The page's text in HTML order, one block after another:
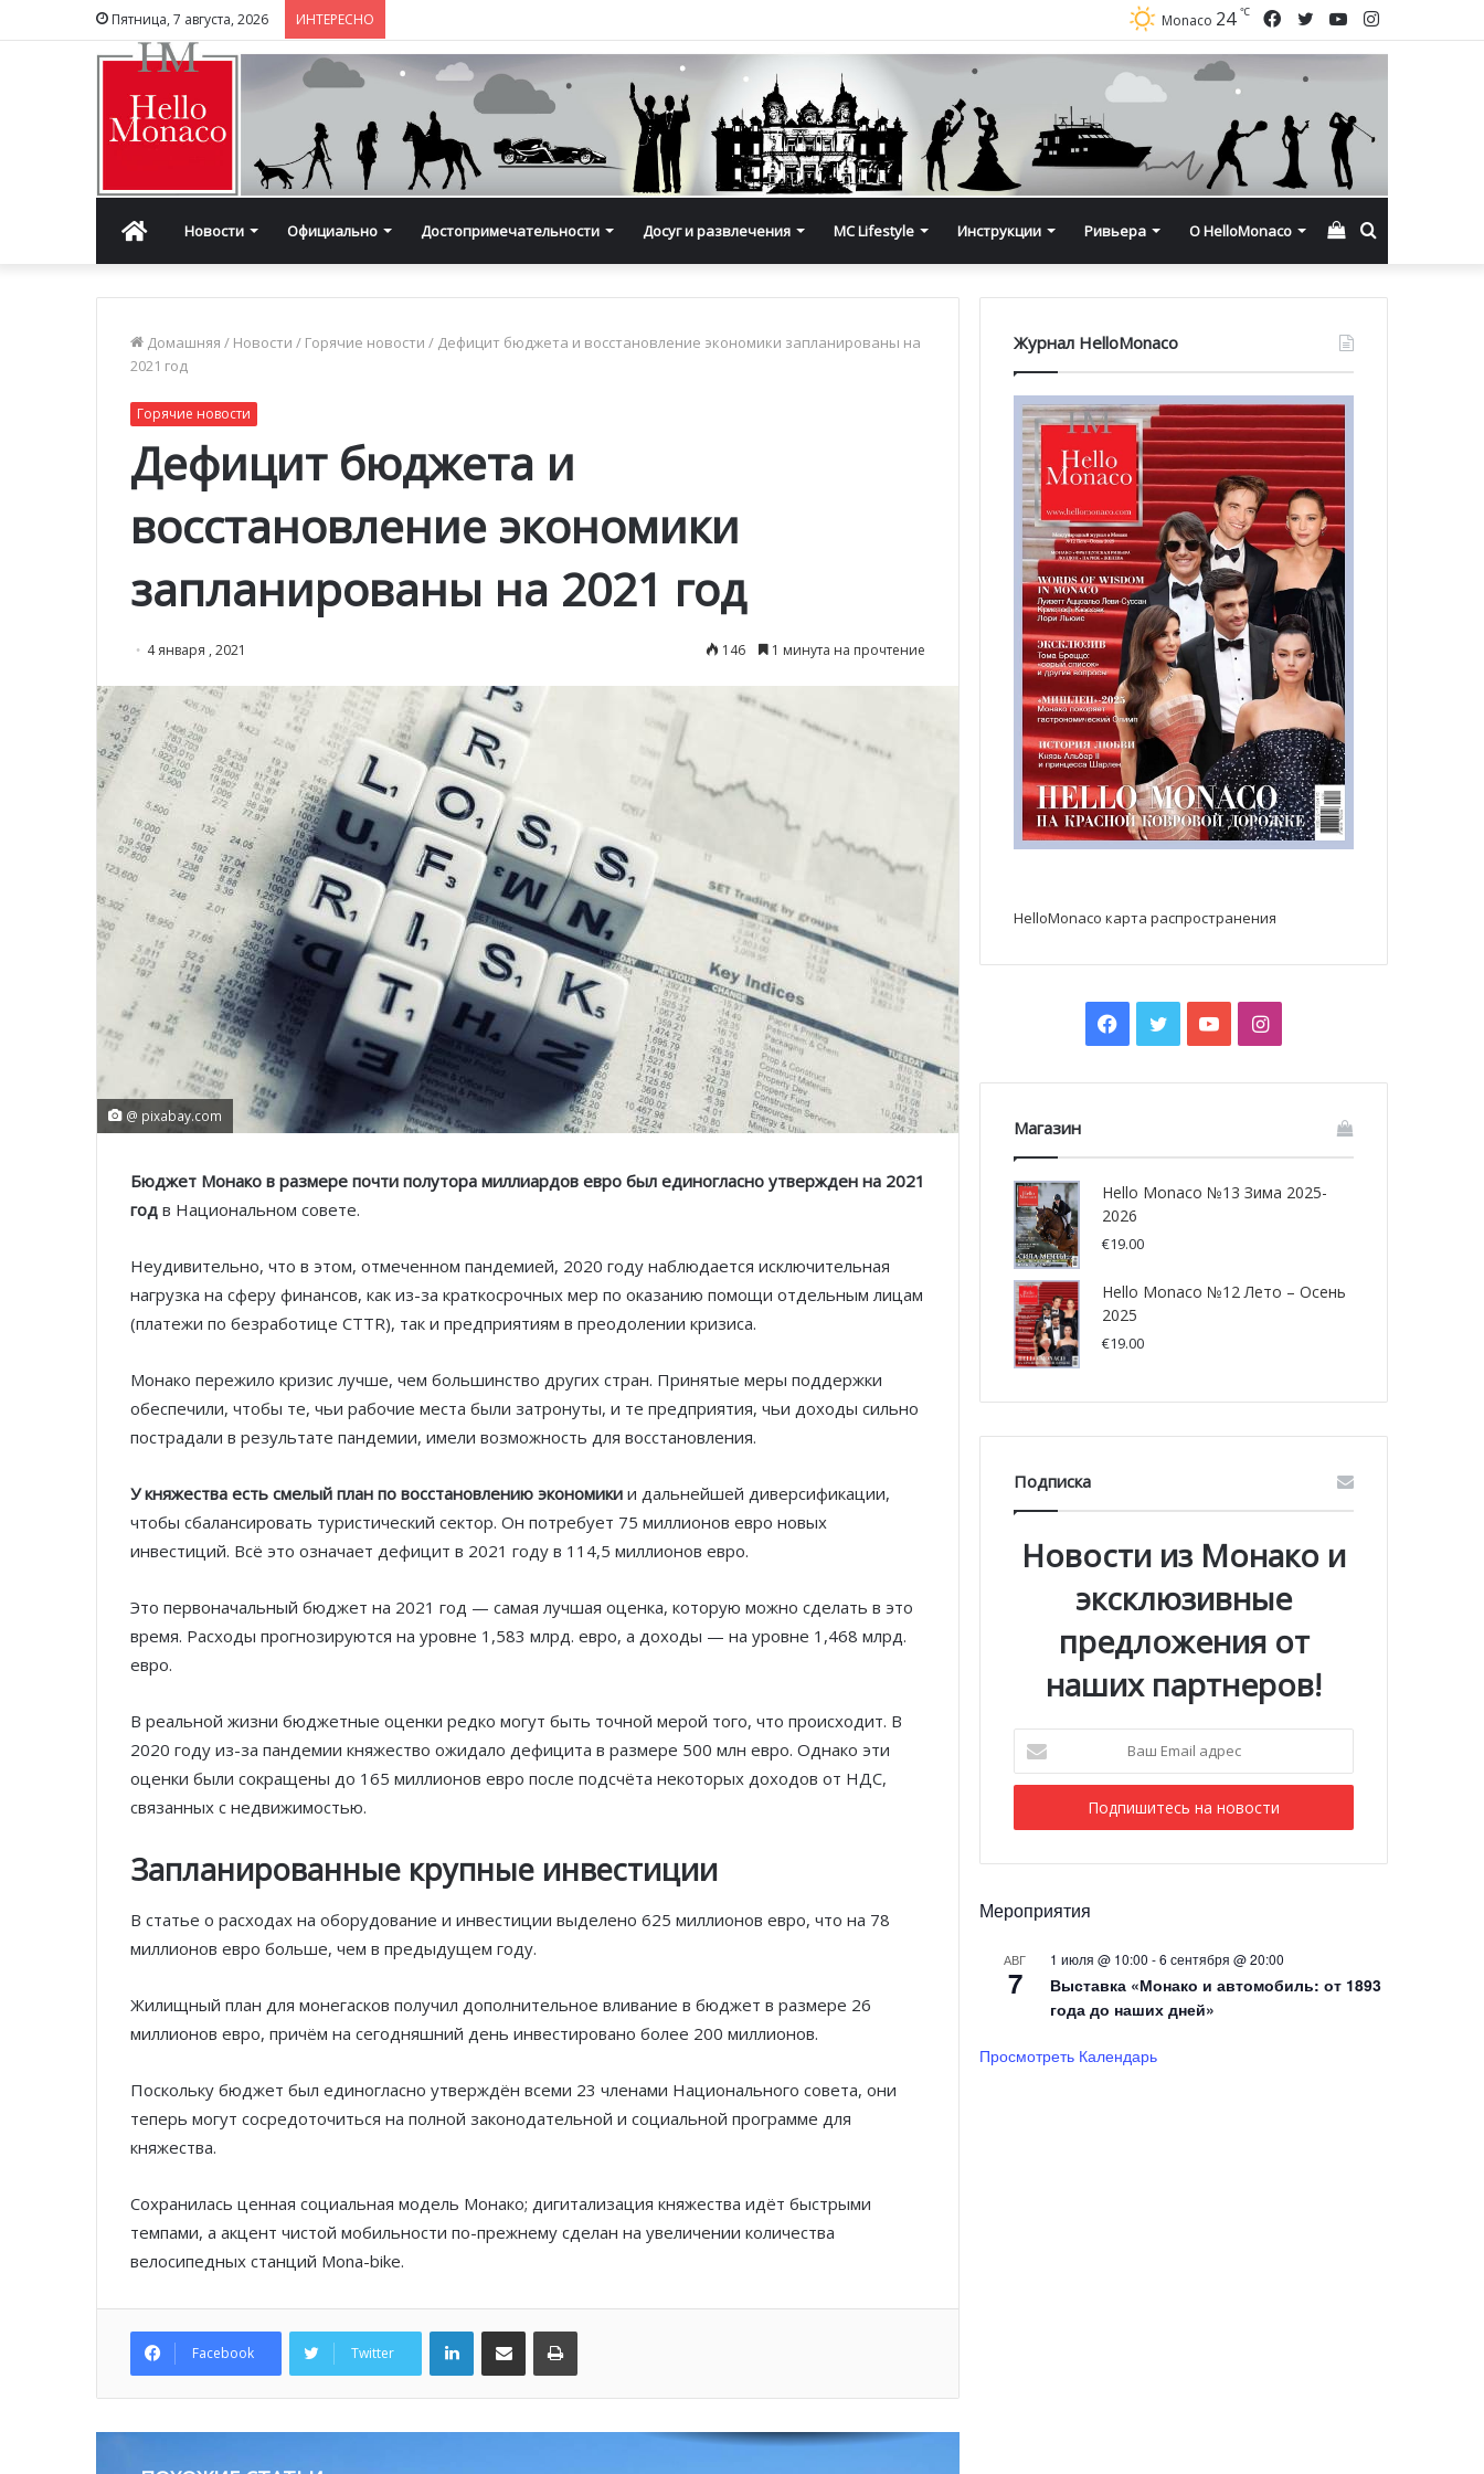
Пятница, 7 августа, 2026 ИНТЕРЕСНО Instagram
YouTube
Twitter
Facebook
Monaco 24 ℃
ГлавнаяНовости Официально Достопримечательности Досуг и развлечения MC Lifestyle Инструкции Ривьера О HelloMonaco Смотреть
корзину
Домашняя / Новости / Горячие новости / Дефицит бюджета и восстановление экономики запланированы на
2021 год
Горячие новости
Дефицит бюджета и
восстановление экономики
запланированы на 2021 год
4 января , 2021 146 1 минута на прочтение
@ pixabay.com
Бюджет Монако в размере почти полутора миллиардов евро был единогласно утвержден на 2021
год в Национальном совете.
Неудивительно, что в этом, отмеченном пандемией, 2020 году наблюдается исключительная
нагрузка на сферу финансов, как из-за краткосрочных мер по оказанию помощи отдельным лицам
(платежи по безработице CTTR), так и предприятиям в преодолении кризиса.
Монако пережило кризис лучше, чем большинство других стран. Принятые меры поддержки
обеспечили, чтобы те, чьи рабочие места были затронуты, и те предприятия, чьи доходы сильно
пострадали в результате пандемии, имели возможность для восстановления.
У княжества есть смелый план по восстановлению экономики и дальнейшей диверсификации,
чтобы сбалансировать туристический сектор. Он потребует 75 миллионов евро новых
инвестиций. Всё это означает дефицит в 2021 году в 114,5 миллионов евро.
Это первоначальный бюджет на 2021 год — самая лучшая оценка, которую можно сделать в это
время. Расходы прогнозируются на уровне 1,583 млрд. евро, а доходы — на уровне 1,468 млрд.
евро.
В реальной жизни бюджетные оценки редко могут быть точной мерой того, что происходит. В
2020 году из-за пандемии княжество ожидало дефицита в размере 500 млн евро. Однако эти
оценки были сокращены до 165 миллионов евро после подсчёта некоторых доходов от НДС,
связанных с недвижимостью.
Запланированные крупные инвестиции
В статье о расходах на оборудование и инвестиции выделено 625 миллионов евро, что на 78
миллионов евро больше, чем в предыдущем году.
Жилищный план для монегасков получил дополнительное вливание в бюджет в размере 26
миллионов евро, причём на сегодняшний день инвестировано более 200 миллионов.
Поскольку бюджет был единогласно утверждён всеми 23 членами Национального совета, они
теперь могут сосредоточиться на полной законодательной и социальной программе для
княжества.
Сохранилась ценная социальная модель Монако; дигитализация княжества идёт быстрыми
темпами, а акцент чистой мобильности по-прежнему сделан на увеличении количества
велосипедных станций Mona-bike.
Facebook Twitter
LinkedInПоделиться по электронной почте Распечатать
Князь Альбер II и Принцесса
Шарлен посетили 77-й Бал
Шарль Леклер вновь в борьбе:
Ferrari набирает скорость перед
SBM и Be Safe Monaco продлили
партнёрство ради безопасных
В Монако раскрыли мошенничество
с драгоценностями на сумму свыше
От Нью-Йорка до Монако: BIG ART
усиливает безопасность крупных
Журнал HelloMonaco
HelloMonaco карта распространения
Facebook
TwitterYouTubeInstagram
Магазин
Hello Monaco №13 Зима 2025-
2026
€19.00
Hello Monaco №12 Лето – Осень
2025
€19.00
Подписка
Новости из Монако и
эксклюзивные
предложения от
наших партнеров!
Email
адрес
Мероприятия
АВГ
7
1 июля @ 10:00 -6 сентября @ 20:00
Выставка «Монако и автомобиль: от 1893
года до наших дней»
Просмотреть Календарь